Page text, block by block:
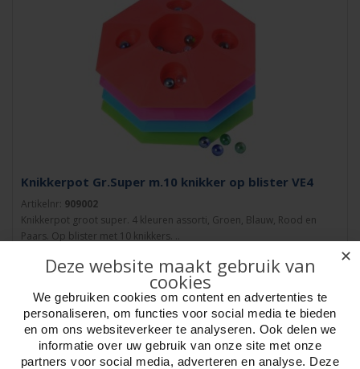
Knikkerpot Gr.Super m.10 knikker op blister VE4
Artikelnr: 909002
Knikkerpot groot super. 4 kleuren assorti, Groen, Blauw, Rood en
Paars. Op blister met 10 knikkers. ..
✕
Deze website maakt gebruik van
cookies
We gebruiken cookies om content en advertenties te
personaliseren, om functies voor social media te bieden
en om ons websiteverkeer te analyseren. Ook delen we
informatie over uw gebruik van onze site met onze
partners voor social media, adverteren en analyse. Deze